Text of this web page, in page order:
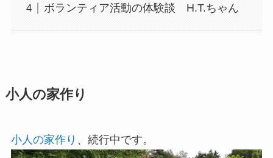
ボランティア活動の体験談 H.T.ちゃん
小人の家作り
小人の家作り 、続行中です。